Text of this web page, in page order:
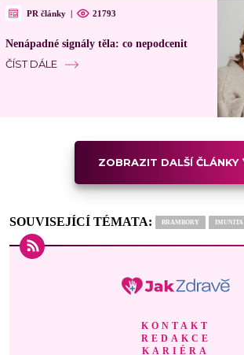
PR články | 21793
Nenápadné signály těla: co nepodcenit
ČÍST DÁLE
ZOBRAZIT DALŠÍ ČLÁNKY
SOUVISEJÍCÍ TÉMATA: BRAMBORY IMUNITA
KONTAKT
REDAKCE
KARIÉRA